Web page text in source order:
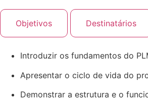
Objetivos Destinatários
Introduzir os fundamentos do
Apresentar o ciclo de vida do
Demonstrar a estrutura e o